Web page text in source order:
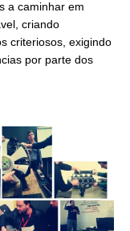
a caminhar em
criando
criteriosos, exigindo
por parte dos